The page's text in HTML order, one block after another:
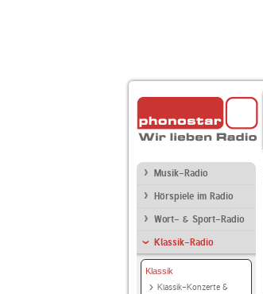
Musik-Radio
Hörspiele im Radio
Wort- & Sport-Radio
Klassik-Radio
Klassik
Klassik-Konzerte &